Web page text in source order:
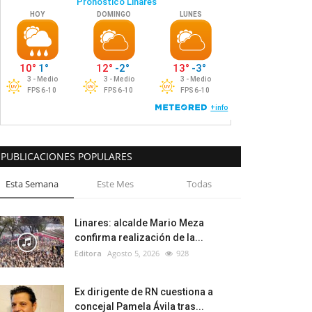
PUBLICACIONES POPULARES
Esta Semana Este Mes Todas
Linares: alcalde Mario Meza
confirma realización de la...
Editora Agosto 5, 2026 928
Ex dirigente de RN cuestiona a
concejal Pamela Ávila tras...